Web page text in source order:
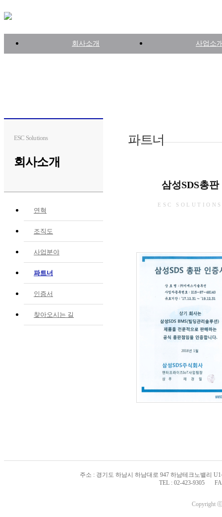
회사소개 사업소
ESC Solutions
회사소개
연혁
조직도
사업분야
파트너
인증서
찾아오시는 길
파트너
삼성SDS총판
ESC SOLUTIONS
주소 : 경기도 하남시 하남대로 947 하남테크노밸리
TEL : 02-423-9305
Copyright